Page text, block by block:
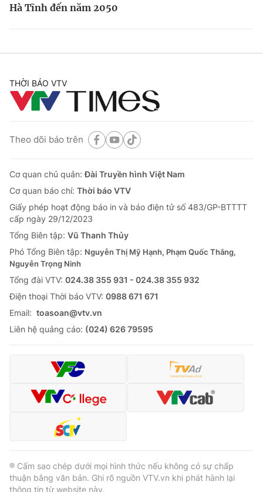
Hà Tĩnh đến năm 2050
THỜI BÁO VTV
Theo dõi báo trên
Cơ quan chủ quản:Đài Truyền hình Việt Nam
Cơ quan báo chí: Thời báo VTV
Giấy phép hoạt động báo in và báo điện tử số 483/GP-BTTTT
cấp ngày 29/12/2023
Tổng Biên tập: Vũ Thanh Thủy
Phó Tổng Biên tập: Nguyễn Thị Mỹ Hạnh, Phạm Quốc Thắng,
Nguyễn Trọng Ninh
Tổng đài VTV: 024.38 355 931 - 024.38 355 932
Ðiện thoại Thời báo VTV: 0988 671 671
Email: toasoan@vtv.vn
Liên hệ quảng cáo: (024) 626 79595
® Cấm sao chép dưới mọi hình thức nếu không có sự chấp
thuận bằng văn bản. Ghi rõ nguồn VTV.vn khi phát hành lại
thông tin từ website này.